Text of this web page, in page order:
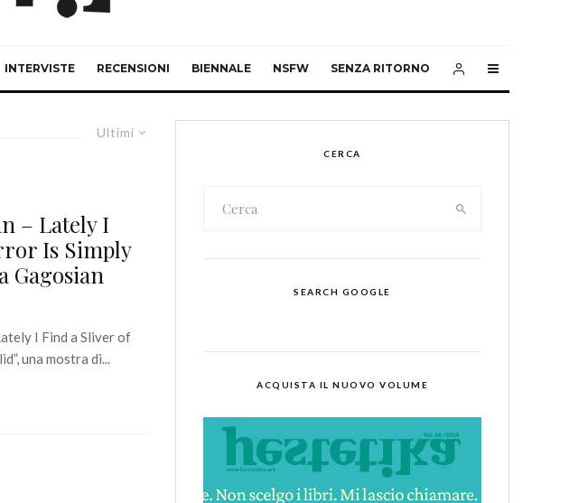
INTERVISTE RECENSIONI BIENNALE NSFW SENZA RITORNO
Ultimi
– Lately I
Is Simply
Gagosian
I Find a Sliver of
una mostra di...
CERCA
SEARCH GOOGLE
ACQUISTA IL NUOVO VOLUME